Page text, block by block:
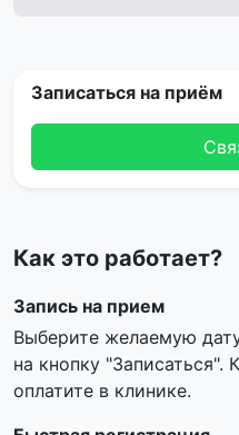
Записаться на приём
Как это работает?
Запись на прием
Выберите желаемую
на кнопку
оплатите в клинике.